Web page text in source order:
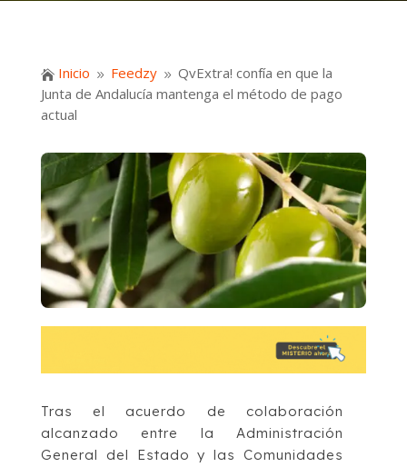
 Inicio 9 Feedzy 9 QvExtra! confía en que la
Junta de Andalucía mantenga el método de pago
actual
Tras el acuerdo de colaboración
alcanzado entre la Administración
General del Estado y las Comunidades